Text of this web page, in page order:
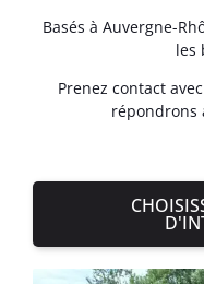
Basés à Auvergne-
les
Prenez contact
répondrons